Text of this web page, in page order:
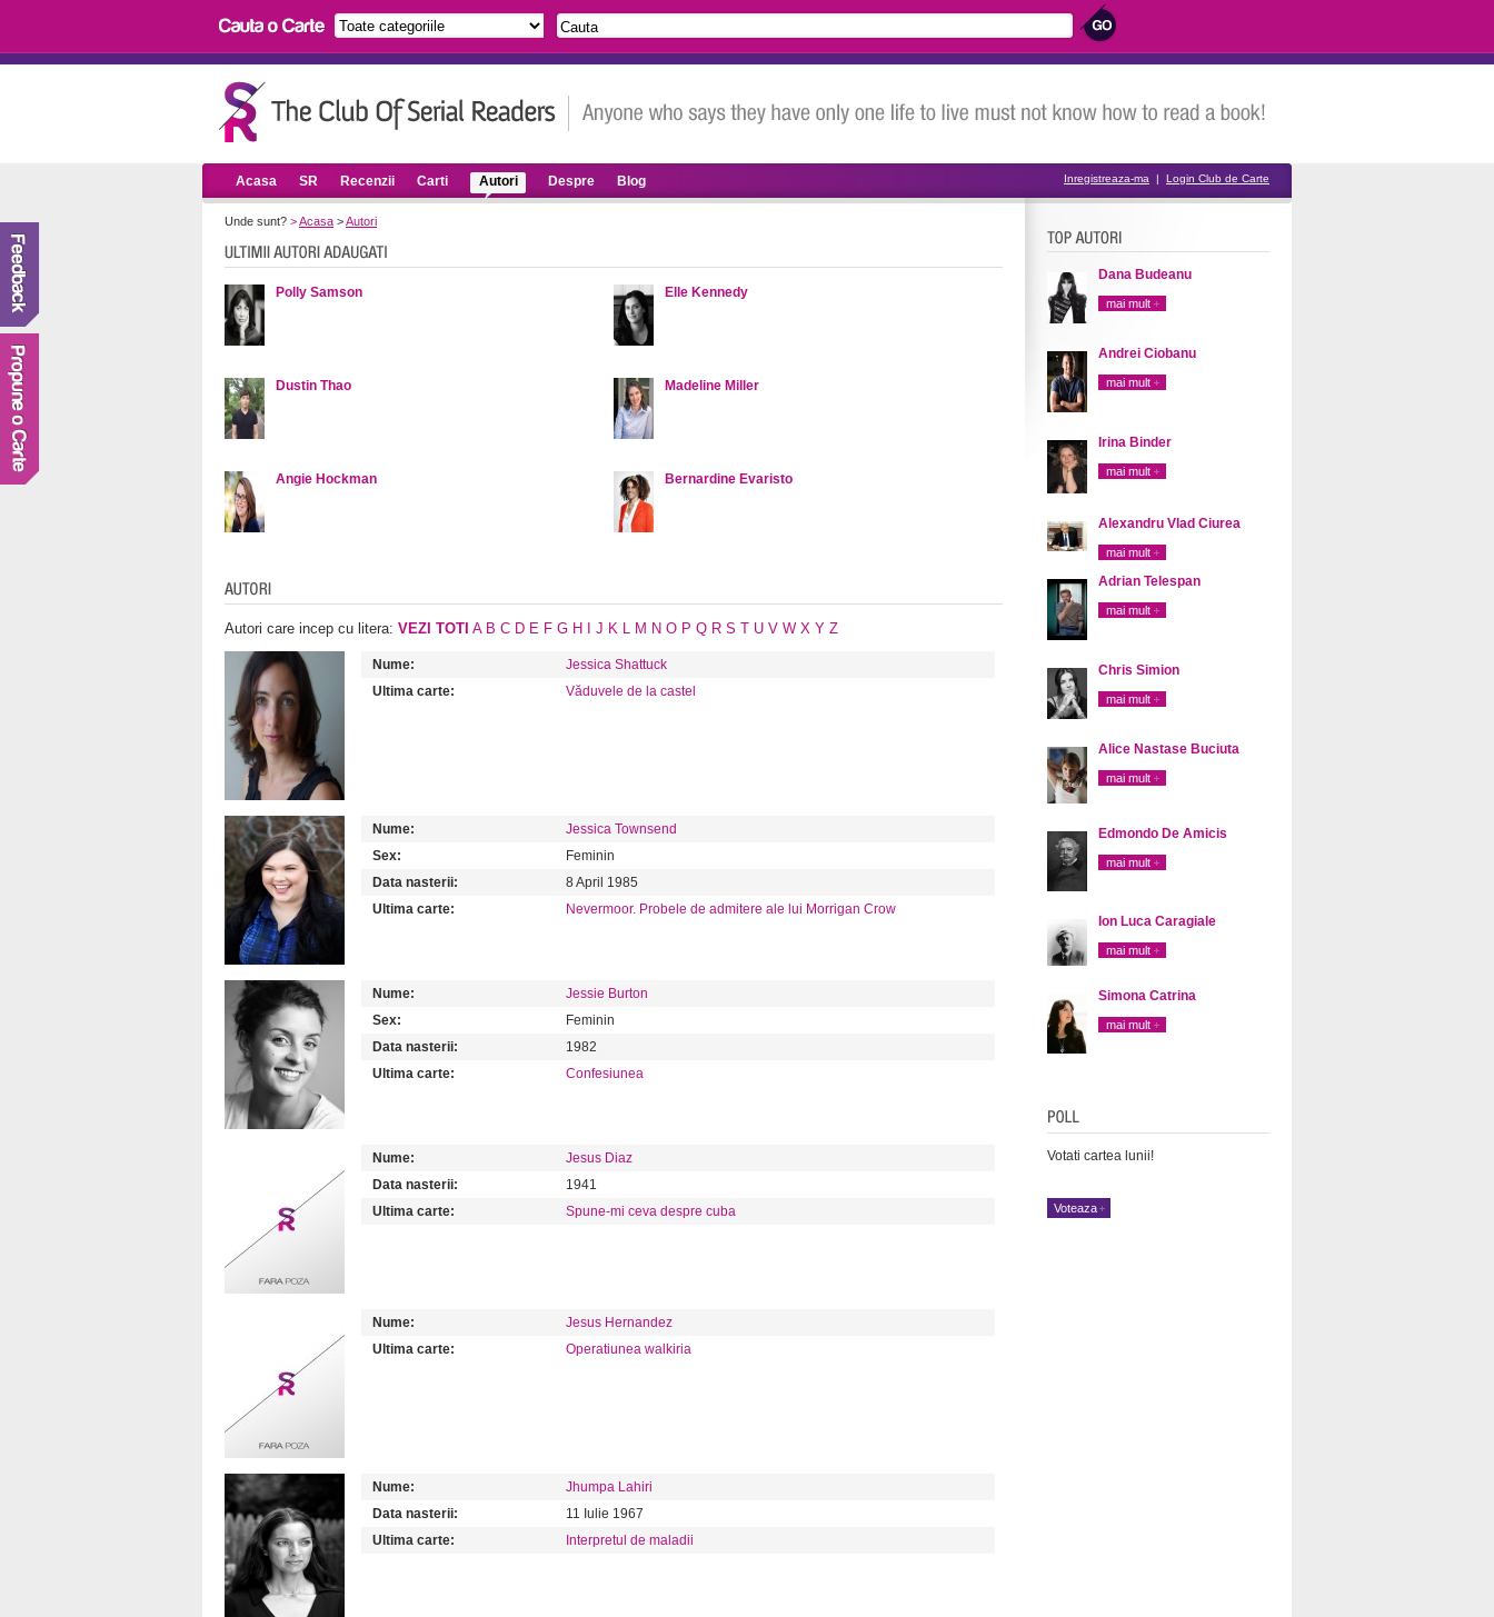
Acasa SR Recenzii Carti Autori Despre Blog Inregistreaza-ma | Login Club de Carte
Unde sunt? >Acasa >Autori
Polly Samson
Dustin Thao
Angie Hockman
Elle Kennedy
Madeline Miller
Bernardine Evaristo
Autori care incep cu litera: VEZI TOTI A B C D E F G H J K L M N O P Q R S T U V W X Y Z
Nume:
Jessica Shattuck
Ultima carte:
Văduvele de la castel
Nume:
Jessica Townsend
Sex:
Feminin
Data nasterii:
8 April 1985
Ultima carte:
Nevermoor. Probele de admitere ale lui Morrigan Crow
Nume:
Jessie Burton
Sex:
Feminin
Data nasterii:
1982
Ultima carte:
Confesiunea
Nume:
Jesus Diaz
Data nasterii:
1941
Ultima carte:
Spune-mi ceva despre cuba
Nume:
Jesus Hernandez
Ultima carte:
Operatiunea walkiria
Nume:
Jhumpa Lahiri
Data nasterii:
11 Iulie 1967
Ultima carte:
Interpretul de maladii
Dana Budeanu
mai mult
Andrei Ciobanu
mai mult
Irina Binder
mai mult
Alexandru Vlad Ciurea
mai mult
Adrian Telespan
mai mult
Chris Simion
mai mult
Alice Nastase Buciuta
mai mult
Edmondo De Amicis
mai mult
Ion Luca Caragiale
mai mult
Simona Catrina
mai mult
Votati cartea lunii!